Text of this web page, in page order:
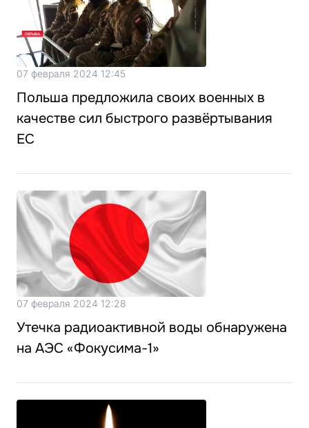
07 февраля 2024 12:45
Польша предложила своих военных в
качестве сил быстрого развёртывания
ЕС
07 февраля 2024 12:28
Утечка радиоактивной воды обнаружена
на АЭС «Фокусима-1»